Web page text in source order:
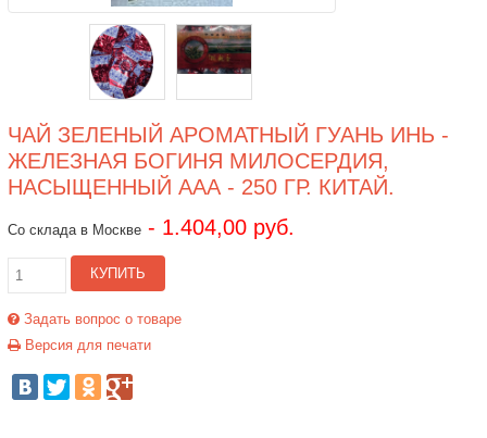
ЧАЙ ЗЕЛЕНЫЙ АРОМАТНЫЙ ГУАНЬ ИНЬ -
ЖЕЛЕЗНАЯ БОГИНЯ МИЛОСЕРДИЯ,
НАСЫЩЕННЫЙ ААА - 250 ГР. КИТАЙ.
Со склада в Москве- 1.404,00 руб.
КУПИТЬ
Задать вопрос о товаре
Версия для печати